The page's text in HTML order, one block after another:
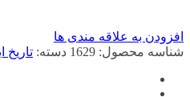
افزودن به علاقه مندی ها
شناسه محصول: 1629 دسته: تاریخ